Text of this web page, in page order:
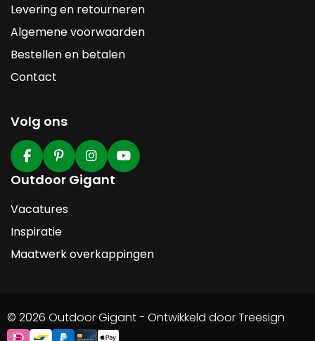
Levering en retourneren
Algemene voorwaarden
Bestellen en betalen
Contact
Volg ons
Outdoor Gigant
Vacatures
Inspiratie
Maatwerk overkappingen
© 2026 Outdoor Gigant - Ontwikkeld door Treesign